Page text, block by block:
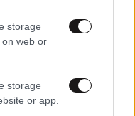
storage
web or
storage
or app.